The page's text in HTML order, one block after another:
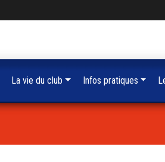
La vie du club Infos pratiques